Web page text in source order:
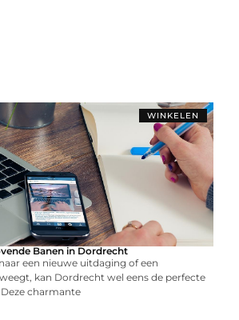
WINKELEN
Banen in Dordrecht
een nieuwe uitdaging of een
kan Dordrecht wel eens de perfecte
charmante